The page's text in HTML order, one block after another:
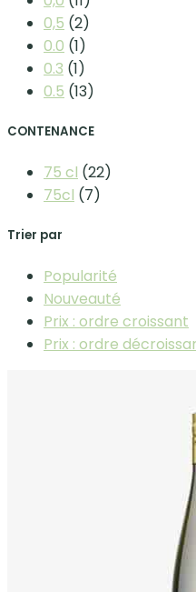
0,5 (2)
0.0 (1)
0.3 (1)
0.5 (13)
CONTENANCE
75 cl (22)
75cl (7)
Trier par
Popularité
Nouveauté
Prix : ordre croissant
Prix : ordre